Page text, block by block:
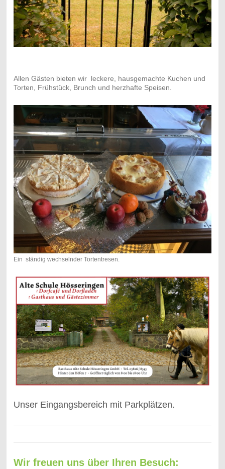
Allen Gästen bieten wir leckere, hausgemachte Kuchen und
Torten, Frühstück, Brunch und herzhafte Speisen.
Ein ständig wechselnder Tortentresen.
Unser Eingangsbereich mit Parkplätzen.
Wir freuen uns über Ihren Besuch: